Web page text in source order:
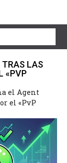
TRAS LAS
«PVP
el Agent
el «PvP